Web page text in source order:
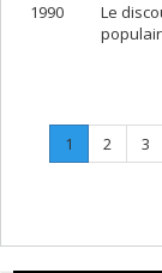
1990
Le
Page
1
Page
Page
2 3